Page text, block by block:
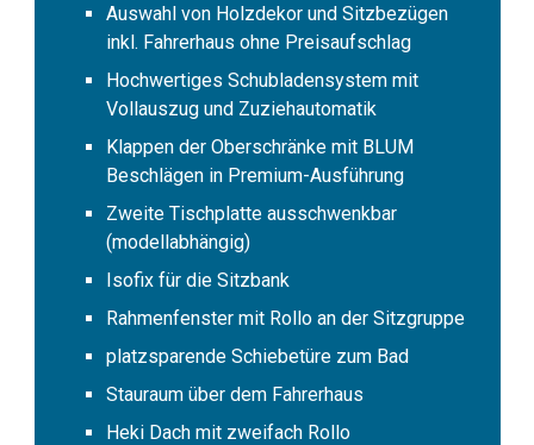
Auswahl von Holzdekor und Sitzbezügen
inkl. Fahrerhaus ohne Preisaufschlag
Hochwertiges Schubladensystem mit
Vollauszug und Zuziehautomatik
Klappen der Oberschränke mit BLUM
Beschlägen in Premium-Ausführung
Zweite Tischplatte ausschwenkbar
(modellabhängig)
Isofix für die Sitzbank
Rahmenfenster mit Rollo an der Sitzgruppe
platzsparende Schiebetüre zum Bad
Stauraum über dem Fahrerhaus
Heki Dach mit zweifach Rollo